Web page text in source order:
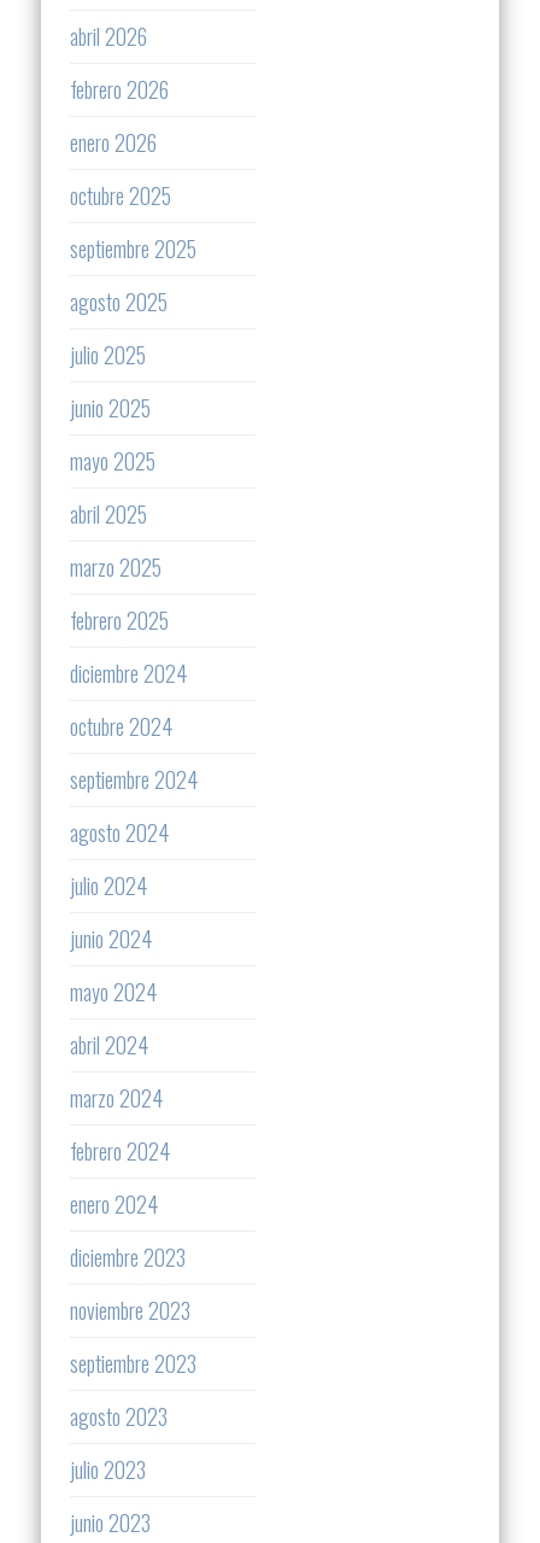
abril 2026
febrero 2026
enero 2026
octubre 2025
septiembre 2025
agosto 2025
julio 2025
junio 2025
mayo 2025
abril 2025
marzo 2025
febrero 2025
diciembre 2024
octubre 2024
septiembre 2024
agosto 2024
julio 2024
junio 2024
mayo 2024
abril 2024
marzo 2024
febrero 2024
enero 2024
diciembre 2023
noviembre 2023
septiembre 2023
agosto 2023
julio 2023
junio 2023